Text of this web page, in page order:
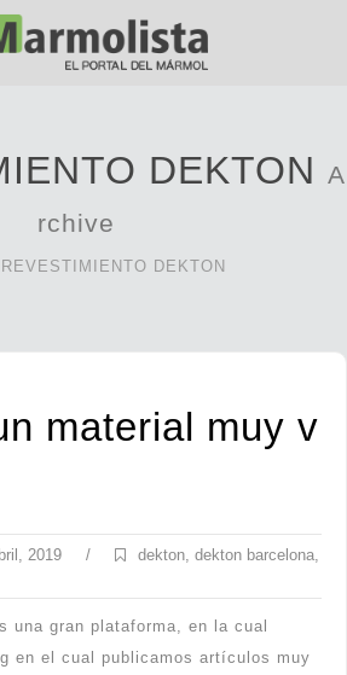
DEKTON A
rchive
REVESTIMIENTO DEKTON
material muy v
2019 / dekton, dekton barcelona,
una gran plataforma, en la cual
en el cual publicamos artículos muy